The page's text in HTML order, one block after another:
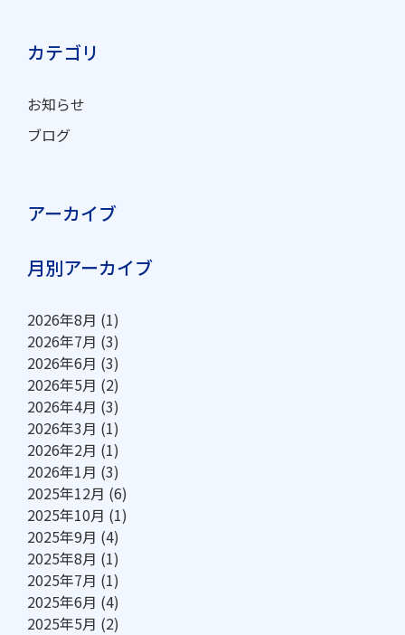
カテゴリ
お知らせ
ブログ
アーカイブ
月別アーカイブ
2026年8月 (1)
2026年7月 (3)
2026年6月 (3)
2026年5月 (2)
2026年4月 (3)
2026年3月 (1)
2026年2月 (1)
2026年1月 (3)
2025年12月 (6)
2025年10月 (1)
2025年9月 (4)
2025年8月 (1)
2025年7月 (1)
2025年6月 (4)
2025年5月 (2)